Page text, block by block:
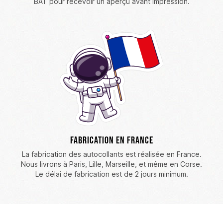
Fabrication en France
La fabrication des autocollants est réalisée en France.
Nous livrons à Paris, Lille, Marseille, et même en Corse.
Le délai de fabrication est de 2 jours minimum.